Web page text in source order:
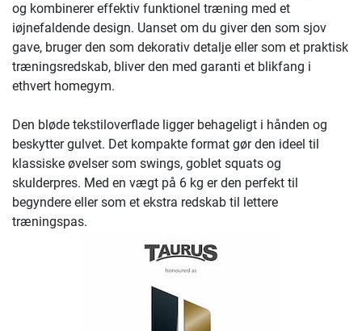
og kombinerer effektiv funktionel træning med et
iøjnefaldende design. Uanset om du giver den som sjov
gave, bruger den som dekorativ detalje eller som et praktisk
træningsredskab, bliver den med garanti et blikfang i
ethvert homegym.
Den bløde tekstiloverflade ligger behageligt i hånden og
beskytter gulvet. Det kompakte format gør den ideel til
klassiske øvelser som swings, goblet squats og
skulderpres. Med en vægt på 6 kg er den perfekt til
begyndere eller som et ekstra redskab til lettere
træningspas.